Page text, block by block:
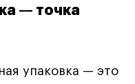
— точка
упаковка — это